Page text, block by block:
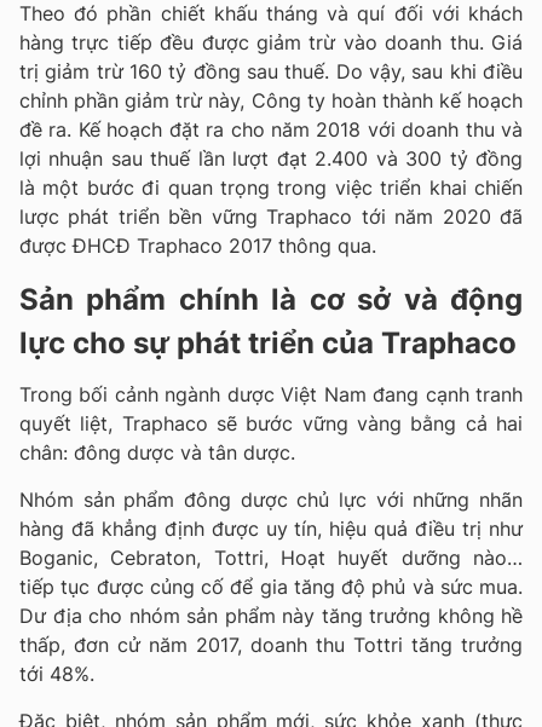
Theo đó phần chiết khấu tháng và quí đối với khách
hàng trực tiếp đều được giảm trừ vào doanh thu. Giá
trị giảm trừ 160 tỷ đồng sau thuế. Do vậy, sau khi điều
chỉnh phần giảm trừ này, Công ty hoàn thành kế hoạch
đề ra. Kế hoạch đặt ra cho năm 2018 với doanh thu và
lợi nhuận sau thuế lần lượt đạt 2.400 và 300 tỷ đồng
là một bước đi quan trọng trong việc triển khai chiến
lược phát triển bền vững Traphaco tới năm 2020 đã
được ĐHCĐ Traphaco 2017 thông qua.
Sản phẩm chính là cơ sở và động
lực cho sự phát triển của Traphaco
Trong bối cảnh ngành dược Việt Nam đang cạnh tranh
quyết liệt, Traphaco sẽ bước vững vàng bằng cả hai
chân: đông dược và tân dược.
Nhóm sản phẩm đông dược chủ lực với những nhãn
hàng đã khẳng định được uy tín, hiệu quả điều trị như
Boganic, Cebraton, Tottri, Hoạt huyết dưỡng nào…
tiếp tục được củng cố để gia tăng độ phủ và sức mua.
Dư địa cho nhóm sản phẩm này tăng trưởng không hề
thấp, đơn cử năm 2017, doanh thu Tottri tăng trưởng
tới 48%.
Đặc biệt, nhóm sản phẩm mới, sức khỏe xanh (thực